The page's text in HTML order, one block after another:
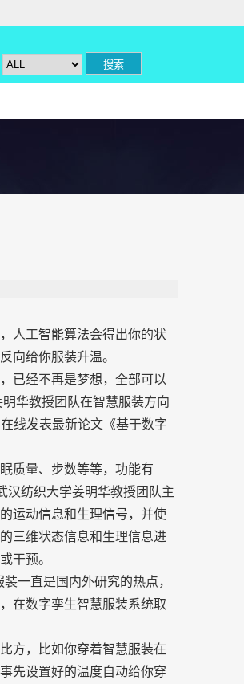
人工智能算法会得出你的状
向给你服装升温。
已经不再是梦想，全部可以
华教授团队在智慧服装方向
线发表最新论文《基于数字
质量、步数等等，功能有
汉纺织大学姜明华教授团队主
运动信息和生理信号，并使
三维状态信息和生理信息进
干预。
一直是国内外研究的热点，
在数字孪生智慧服装系统取
方，比如你穿着智慧服装在
先设置好的温度自动给你穿